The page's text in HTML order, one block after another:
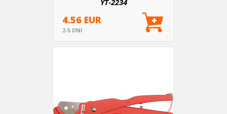
YT-2234
4.56 EUR
2-5 DNI